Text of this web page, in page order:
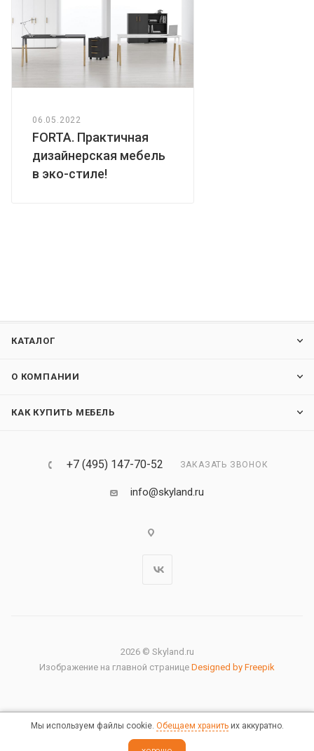
06.05.2022
FORTA. Практичная
дизайнерская мебель
в эко-стиле!
КАТАЛОГ
О КОМПАНИИ
КАК КУПИТЬ МЕБЕЛЬ
+7 (495) 147-70-52 ЗАКАЗАТЬ ЗВОНОК
info@skyland.ru
2026 © Skyland.ru
Изображение на главной странице Designed by Freepik
Правовая информация
Мы используем файлы cookie. Обещаем хранитьих аккуратно.